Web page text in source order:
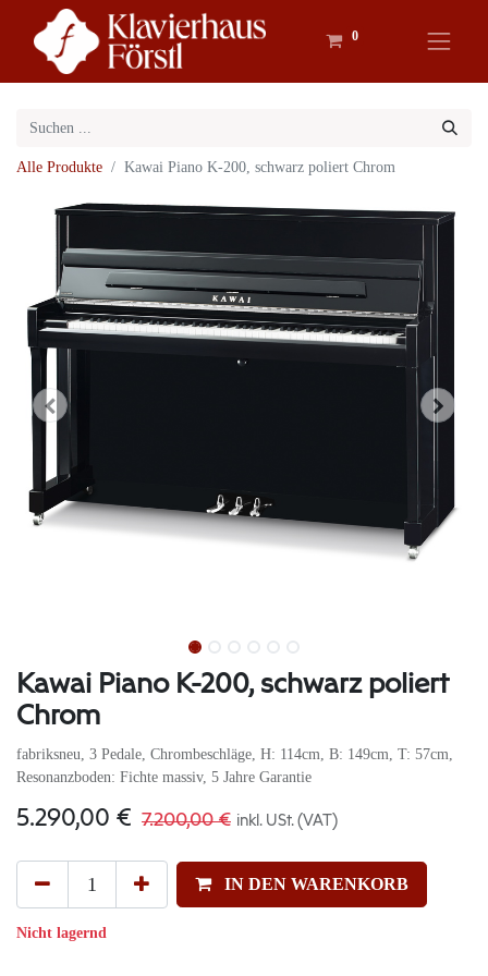
0
Alle Produkte Kawai Piano K-200, schwarz poliert Chrom
Kawai Piano K-200, schwarz poliert
Chrom
fabriksneu, 3 Pedale, Chrombeschläge, H: 114cm, B: 149cm, T: 57cm,
Resonanzboden: Fichte massiv, 5 Jahre Garantie
5.290,00 € 7.200,00€ inkl. USt. (VAT)
IN DEN WARENKORB
Nicht lagernd